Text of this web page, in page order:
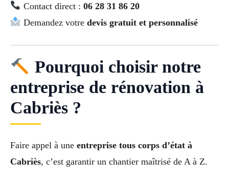
Contact direct : 06 28 31 86 20
Demandez votre devis gratuit et personnalisé
Pourquoi choisir notre
entreprise de rénovation à
Cabriès ?
Faire appel à une entreprise tous corps d’état à
Cabriès, c’est garantir un chantier maîtrisé de A à Z.